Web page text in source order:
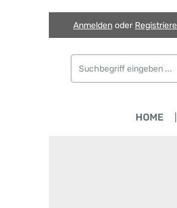
Zum Hauptinhalt springen
Zur Suche springen
Zur Hauptnavigation
Anmelden oder
HOME